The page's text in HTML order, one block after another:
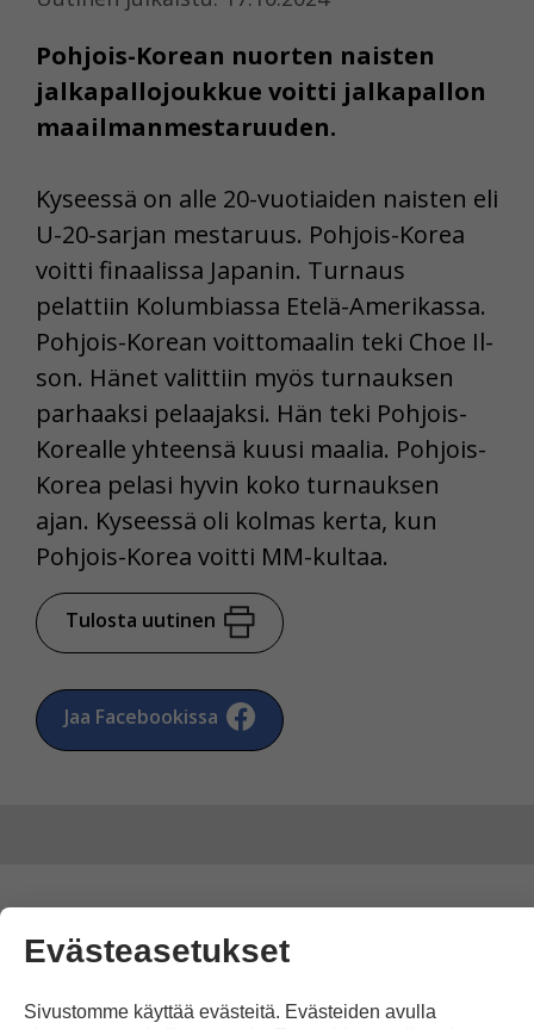
Pohjois-Korean nuorten naisten
jalkapallojoukkue voitti jalkapallon
maailmanmestaruuden.
Kyseessä on alle 20-vuotiaiden naisten eli
U-20-sarjan mestaruus. Pohjois-Korea
voitti finaalissa Japanin. Turnaus
pelattiin Kolumbiassa Etelä-Amerikassa.
Pohjois-Korean voittomaalin teki Choe Il-
son. Hänet valittiin myös turnauksen
parhaaksi pelaajaksi. Hän teki Pohjois-
Korealle yhteensä kuusi maalia. Pohjois-
Korea pelasi hyvin koko turnauksen
ajan. Kyseessä oli kolmas kerta, kun
Pohjois-Korea voitti MM-kultaa.
Tulosta uutinen
Jaa Facebookissa
Kommentoi
Evästeasetukset
Sivustomme käyttää evästeitä. Evästeiden avulla